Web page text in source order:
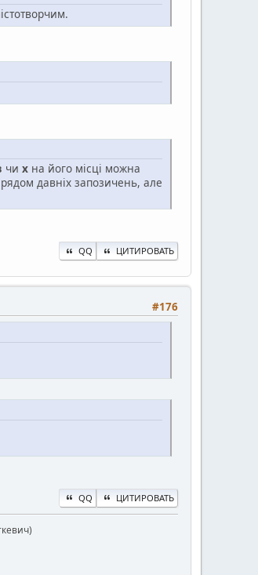
чи х на його місці можна
давніх запозичень, але
QQ ЦИТИРОВАТЬ
#176
QQ ЦИТИРОВАТЬ